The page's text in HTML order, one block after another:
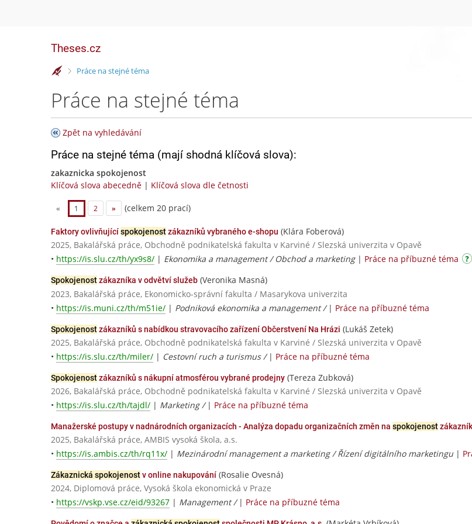
Theses.cz
>Práce na stejné téma
Práce na stejné téma
Zpět na vyhledávání
Práce na stejné téma (mají shodná klíčová slova):
zakaznicka spokojenost
Klíčová slova abecedně | Klíčová slova dle četnosti
« 1 2 » (celkem 20 prací)
Faktory ovlivňujícíspokojenostzákazníků vybraného e-shopu (Klára Foberová)
2025, Bakalářská práce, Obchodně podnikatelská fakulta v Karviné / Slezská univerzita v Opavě
• https://is.slu.cz/th/yx9s8/ | Ekonomika a management / Obchod a marketing| Práce na příbuzné téma
Spokojenostzákazníka v odvětví služeb (Veronika Masná)
2023, Bakalářská práce, Ekonomicko-správní fakulta / Masarykova univerzita
• https://is.muni.cz/th/m51ie/ | Podniková ekonomika a management / | Práce na příbuzné téma
Spokojenostzákazníků s nabídkou stravovacího zařízení Občerstvení Na Hrázi (Lukáš Zetek)
2025, Bakalářská práce, Obchodně podnikatelská fakulta v Karviné / Slezská univerzita v Opavě
• https://is.slu.cz/th/miler/ | Cestovní ruch a turismus / | Práce na příbuzné téma
Spokojenostzákazníků s nákupní atmosférou vybrané prodejny (Tereza Zubková)
2026, Bakalářská práce, Obchodně podnikatelská fakulta v Karviné / Slezská univerzita v Opavě
• https://is.slu.cz/th/tajdl/ | Marketing / | Práce na příbuzné téma
Manažerské postupy v nadnárodních organizacích - Analýza dopadu organizačních změn na spokojenost
2025, Bakalářská práce, AMBIS vysoká škola, a.s.
• https://is.ambis.cz/th/rq11x/ | Mezinárodní management a marketing / Řízení digitálního marketingu |
Zákaznická spokojenostv online nakupování (Rosalie Ovesná)
2024, Diplomová práce, Vysoká škola ekonomická v Praze
• https://vskp.vse.cz/eid/93267 | Management / | Práce na příbuzné téma